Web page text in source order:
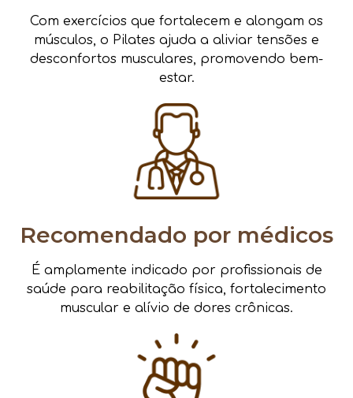
Com exercícios que fortalecem e alongam os
músculos, o Pilates ajuda a aliviar tensões e
desconfortos musculares, promovendo bem-
estar.
Recomendado por médicos
É amplamente indicado por profissionais de
saúde para reabilitação física, fortalecimento
muscular e alívio de dores crônicas.